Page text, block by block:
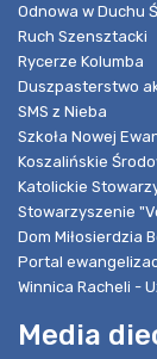
Odnowa w Duchu
Ruch Szensztacki
Rycerze Kolumba
Duszpasterstwo
SMS z Nieba
Szkoła Nowej
Koszalińskie
Katolickie
Stowarzyszenie
Dom Miłosierdzia
Portal
Winnica Racheli -
Media